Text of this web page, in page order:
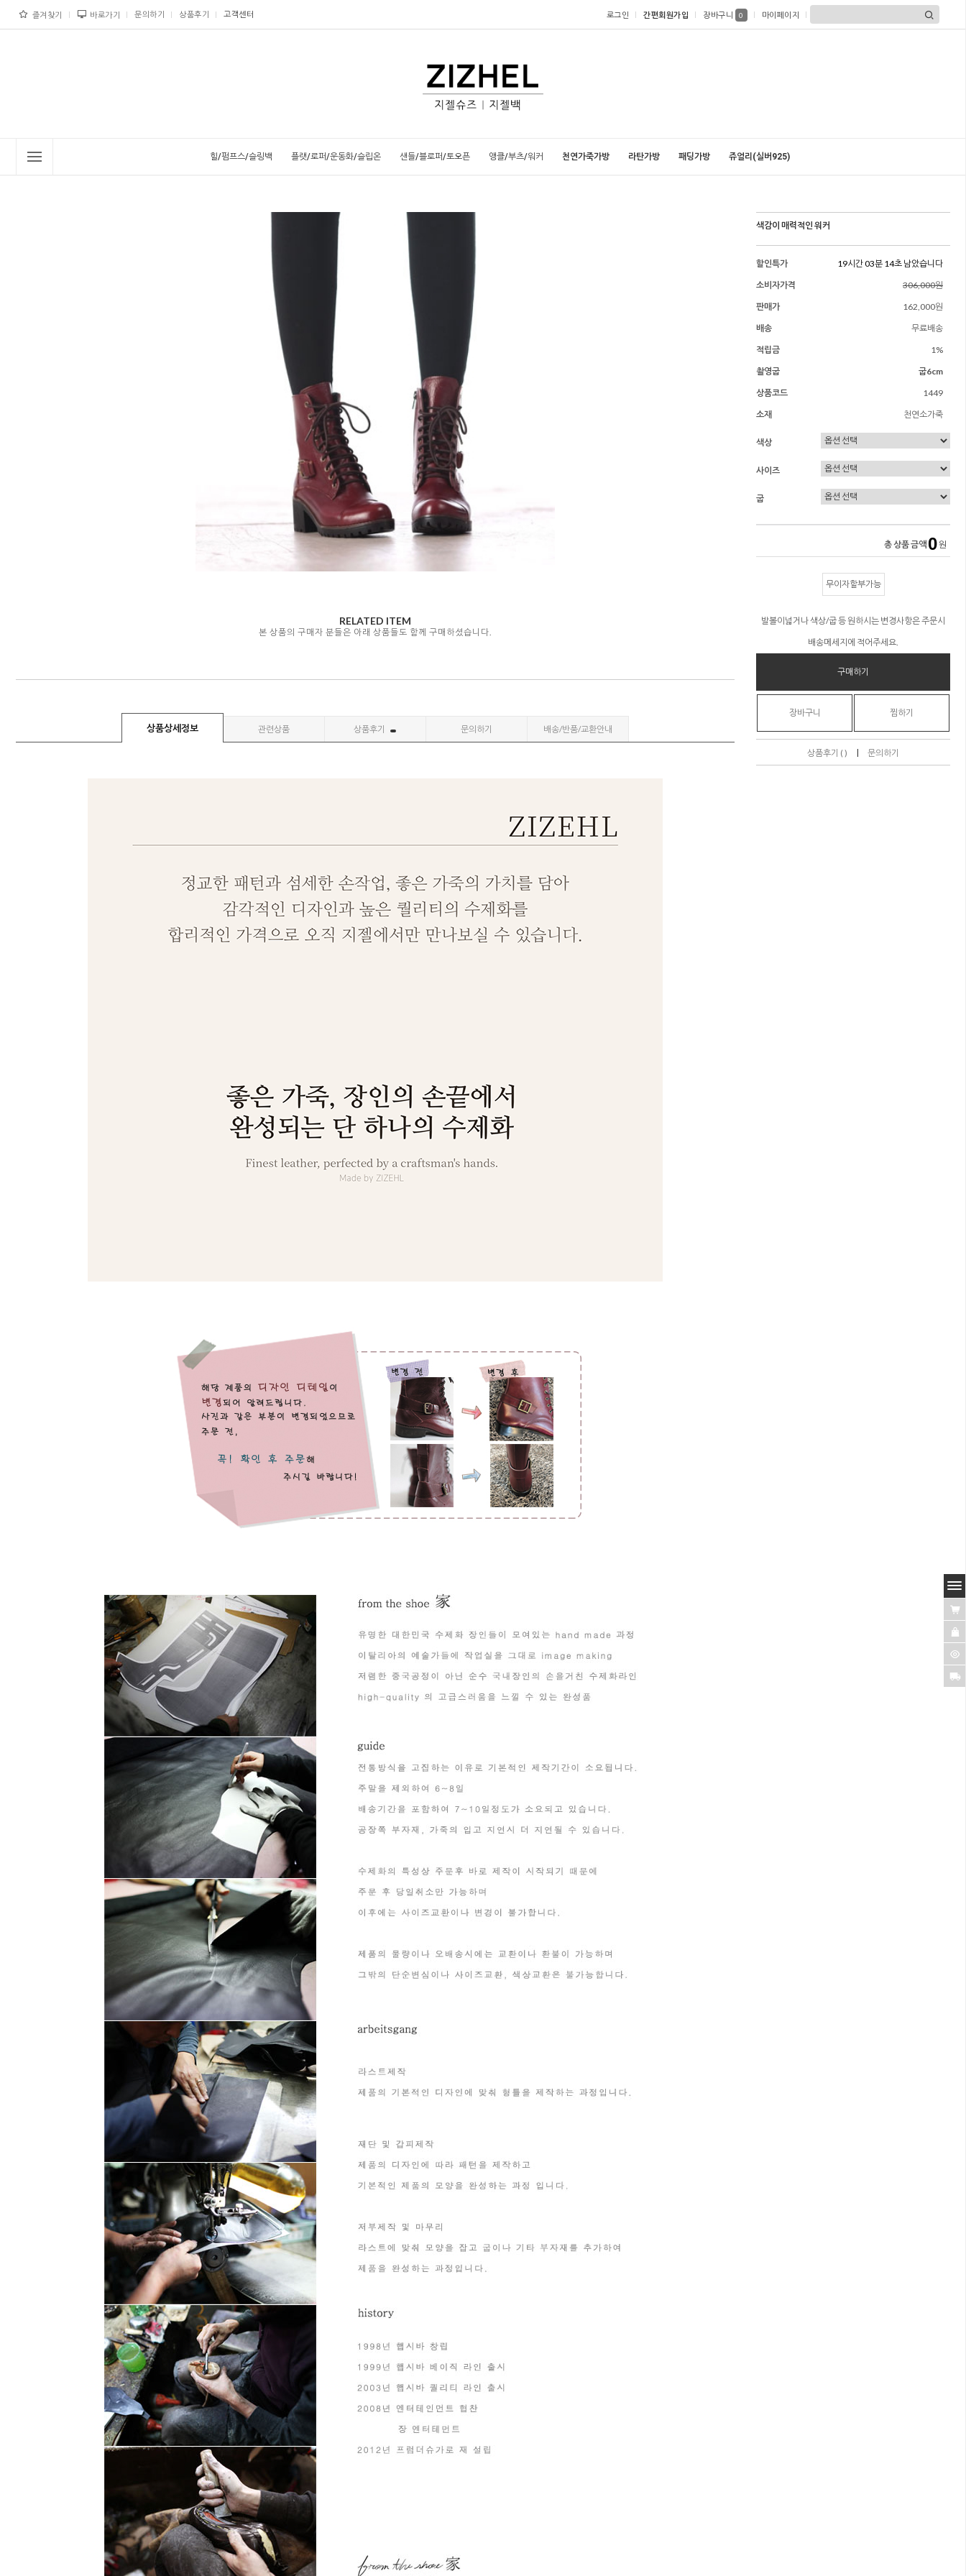
즐겨찾기 바로가기 문의하기 상품후기 고객센터 로그인 간편회원가입 장바구니 0 마이페이지
힐/펌프스/슬링백 플랫/로퍼/운동화/슬립온 샌들/블로퍼/토오픈 앵클/부츠/워커 천연가죽가방 라탄가방 패딩가방 쥬얼리(실버925)
RELATED ITEM
본 상품의 구매자 분들은 아래 상품들도 함께 구매하셨습니다.
상품상세정보 관련상품 상품후기 문의하기 배송/반품/교환안내
색감이 매력적인 워커
할인특가
19시간 03분 13초 남았습니다
소비자가격
306,000원
판매가
162,000원
배송
무료배송
적립금
1%
촬영굽
굽6cm
상품코드
1449
소재
천연소가죽
색상
사이즈
굽
총 상품 금액 0 원
무이자할부가능
발볼이넓거나 색상/굽 등 원하시는 변경사항은 주문시
배송메세지에 적어주세요.
구매하기
장바구니 찜하기
상품후기 ( ) | 문의하기